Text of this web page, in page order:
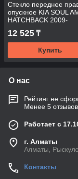
Стекло переднее
опускное KIA SOUL
HATCHBACK 2009-
12 525 ₸
Купить
О нас
Рейтинг не
Менее 5
Работает с
г. Алматы
Алматы,
Контакты